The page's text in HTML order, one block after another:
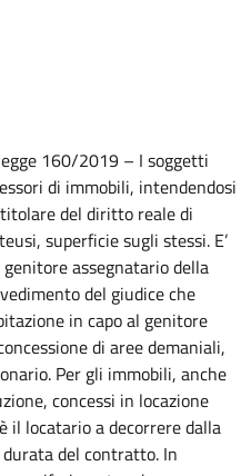
160/2019 – I soggetti
di immobili, intendendosi
del diritto reale di
superficie sugli stessi. E’
assegnatario della
del giudice che
in capo al genitore
di aree demaniali,
Per gli immobili, anche
concessi in locazione
il locatario a decorrere dalla
del contratto. In